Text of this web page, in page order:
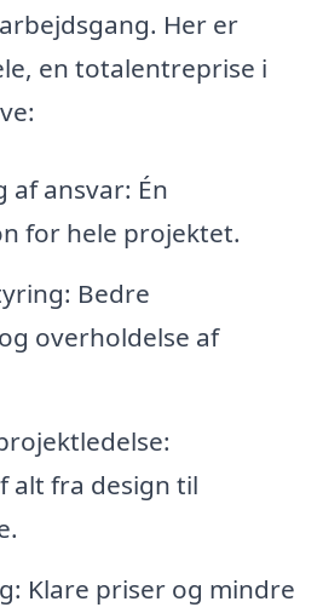
Her er
en totalentreprise i
af ansvar: Én
for hele projektet.
Bedre
overholdelse af
alt fra design til
Klare priser og mindre